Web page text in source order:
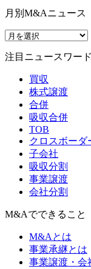
月別M&Aニュース
注目ニュースワード
買収
株式譲渡
合併
吸収合併
TOB
クロスボーダ
子会社
吸収分割
事業譲渡
会社分割
M&Aでできること
M&Aとは
事業承継とは
事業譲渡・会